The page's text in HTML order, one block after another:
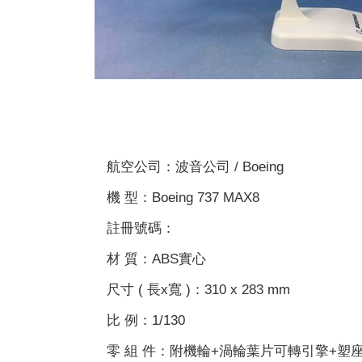
航空公司：波音公司 / Boeing
機 型：Boeing 737 MAX8
註冊號碼：
材 質：ABS實心
尺寸 ( 長x寬 )：310 x 283 mm
比 例：1/130
零 組 件：附機輪+渦輪葉片可轉引擎+塑